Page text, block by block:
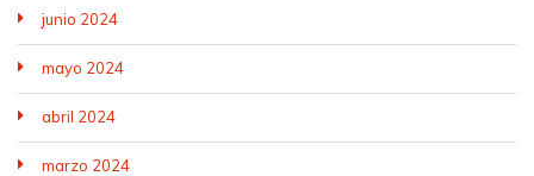
junio 2024
mayo 2024
abril 2024
marzo 2024